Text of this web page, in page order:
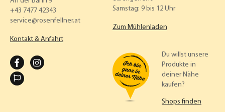
+43 7477 42343
service
rosenfellner.at
Kontakt & Anfahrt
F
Samstag: 9 bis 12 Uhr
Zum Mühlenladen
Du willst unsere
Produkte in
deiner Nähe
kaufen?
Shops finden